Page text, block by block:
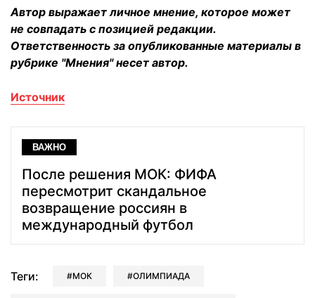
Автор выражает личное мнение, которое может
не совпадать с позицией редакции.
Ответственность за опубликованные материалы в
рубрике "Мнения" несет автор.
Источник
ВАЖНО
После решения МОК: ФИФА
пересмотрит скандальное
возвращение россиян в
международный футбол
Теги: МОК ОЛИМПИАДА